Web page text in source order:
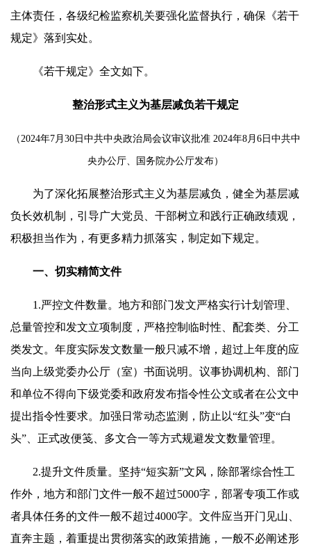
主体责任，各级纪检监察机关要强化监督执行，确保《若干
规定》落到实处。
《若干规定》全文如下。
整治形式主义为基层减负若干规定
（2024年7月30日中共中央政治局会议审议批准 2024年8月6日中共中
央办公厅、国务院办公厅发布）
为了深化拓展整治形式主义为基层减负，健全为基层减
负长效机制，引导广大党员、干部树立和践行正确政绩观，
积极担当作为，有更多精力抓落实，制定如下规定。
一、切实精简文件
1.严控文件数量。地方和部门发文严格实行计划管理、
总量管控和发文立项制度，严格控制临时性、配套类、分工
类发文。年度实际发文数量一般只减不增，超过上年度的应
当向上级党委办公厅（室）书面说明。议事协调机构、部门
和单位不得向下级党委和政府发布指令性公文或者在公文中
提出指令性要求。加强日常动态监测，防止以“红头”变“白
头”、正式改便笺、多文合一等方式规避发文数量管理。
2.提升文件质量。坚持“短实新”文风，除部署综合性工
作外，地方和部门文件一般不超过5000字，部署专项工作或
者具体任务的文件一般不超过4000字。文件应当开门见山、
直奔主题，着重提出贯彻落实的政策措施，一般不必阐述形